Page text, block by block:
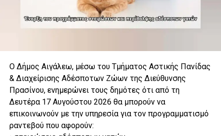
Ο Δήμος Αιγάλεω, μέσω του Τμήματος Αστικής Πανίδας
& Διαχείρισης Αδέσποτων Ζώων της Διεύθυνσης
Πρασίνου, ενημερώνει τους δημότες ότι από τη
Δευτέρα 17 Αυγούστου 2026 θα μπορούν να
επικοινωνούν με την υπηρεσία για τον προγραμματισμό
ραντεβού που αφορούν: